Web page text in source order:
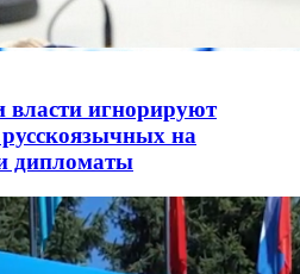
игнорируют
на
дипломаты